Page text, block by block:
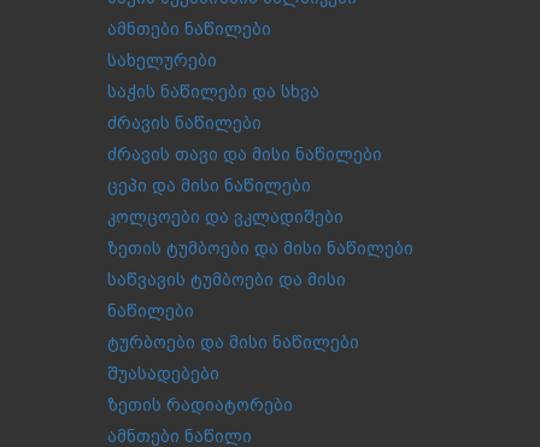
ამნთები ნაწილები
სახელურები
საჭის ნაწილები და სხვა
ძრავის ნაწილები
ძრავის თავი და მისი ნაწილები
ცეპი და მისი ნაწილები
კოლცოები და ვკლადიშები
ზეთის ტუმბოები და მისი ნაწილები
საწვავის ტუმბოები და მისი
ნაწილები
ტურბოები და მისი ნაწილები
შუასადებები
ზეთის რადიატორები
ამნთები ნაწილი